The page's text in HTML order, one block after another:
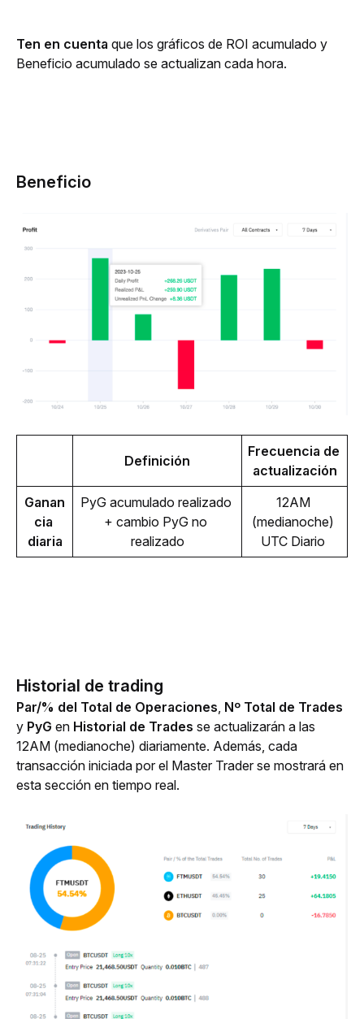
Ten en cuenta que los gráficos de ROI acumulado
Beneficio acumulado se actualizan cada hora.
Beneficio
Definición
Frecuencia de
actualización
Ganan
cia
diaria
PyG acumulado realizado
+ cambio PyG no
realizado
12AM
(medianoche)
UTC Diario
Historial de trading
Par/% del Total de Operaciones, Nº Total de Trades
y PyG en Historial de Trades se actualizarán a las
12AM (medianoche) diariamente. Además, cada
transacción iniciada por el Master Trader se mostrará en
esta sección en tiempo real.